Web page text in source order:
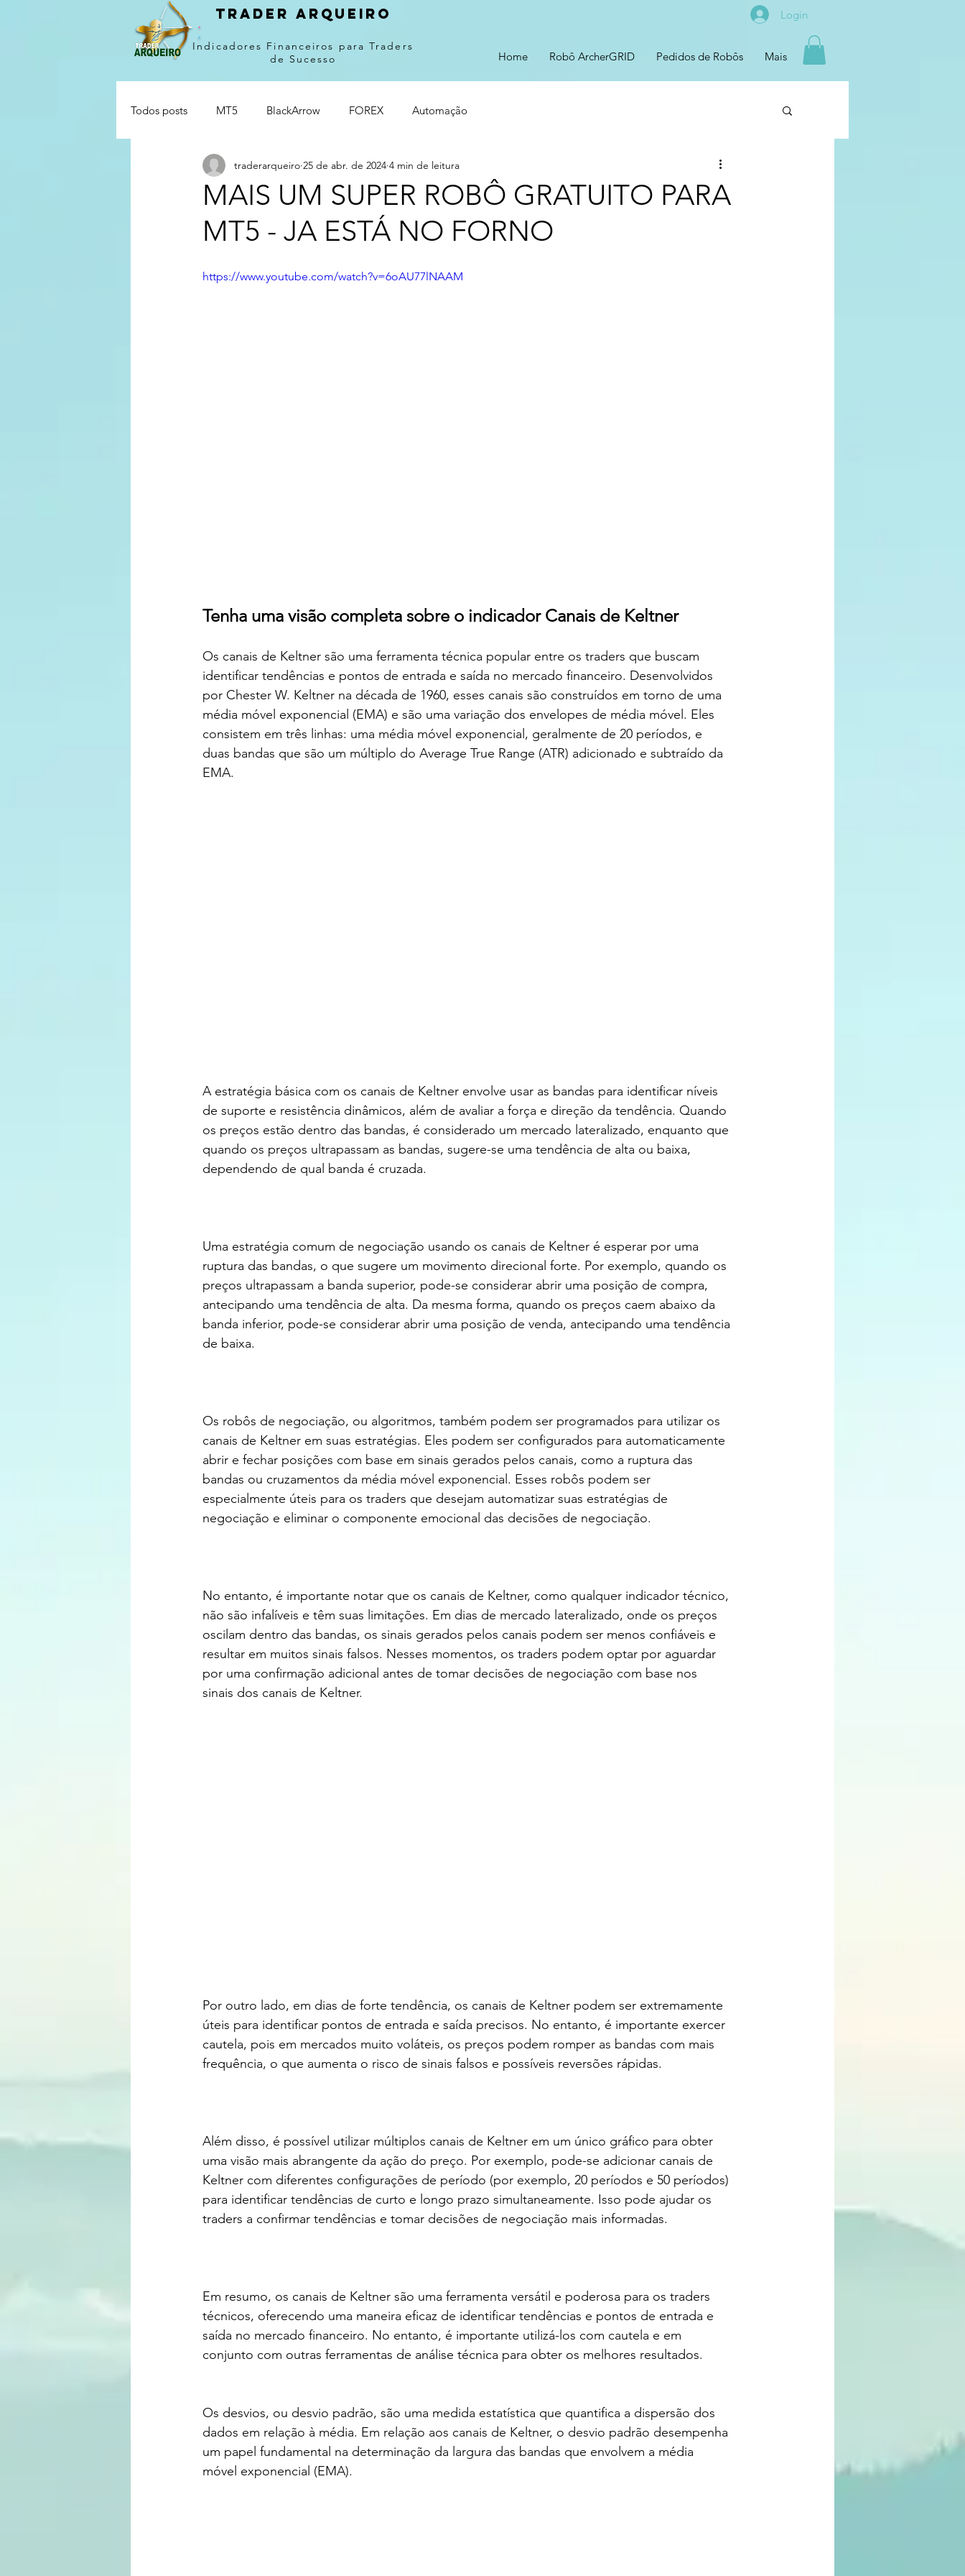
Trader arqueiro
Indicadores Financeiros para Traders
de Sucesso
Login
Home Robô ArcherGRID Pedidos de Robôs Mais
Todos posts MT5 BlackArrow FOREX Automação
MAIS UM SUPER ROBÔ GRATUITO PARA
MT5 - JA ESTÁ NO FORNO
traderarqueiro 25 de abr. de 2024 4 min de leitura
https://www.youtube.com/watch?v=6oAU77lNAAM
Tenha uma visão completa sobre o indicador Canais de Keltner
Os canais de Keltner são uma ferramenta técnica popular entre os traders que buscam
identificar tendências e pontos de entrada e saída no mercado financeiro. Desenvolvidos
por Chester W. Keltner na década de 1960, esses canais são construídos em torno de uma
média móvel exponencial (EMA) e são uma variação dos envelopes de média móvel. Eles
consistem em três linhas: uma média móvel exponencial, geralmente de 20 períodos, e
duas bandas que são um múltiplo do Average True Range (ATR) adicionado e subtraído da
EMA.
A estratégia básica com os canais de Keltner envolve usar as bandas para identificar níveis
de suporte e resistência dinâmicos, além de avaliar a força e direção da tendência. Quando
os preços estão dentro das bandas, é considerado um mercado lateralizado, enquanto que
quando os preços ultrapassam as bandas, sugere-se uma tendência de alta ou baixa,
dependendo de qual banda é cruzada.
Uma estratégia comum de negociação usando os canais de Keltner é esperar por uma
ruptura das bandas, o que sugere um movimento direcional forte. Por exemplo, quando os
preços ultrapassam a banda superior, pode-se considerar abrir uma posição de compra,
antecipando uma tendência de alta. Da mesma forma, quando os preços caem abaixo da
banda inferior, pode-se considerar abrir uma posição de venda, antecipando uma tendência
de baixa.
Os robôs de negociação, ou algoritmos, também podem ser programados para utilizar os
canais de Keltner em suas estratégias. Eles podem ser configurados para automaticamente
abrir e fechar posições com base em sinais gerados pelos canais, como a ruptura das
bandas ou cruzamentos da média móvel exponencial. Esses robôs podem ser
especialmente úteis para os traders que desejam automatizar suas estratégias de
negociação e eliminar o componente emocional das decisões de negociação.
No entanto, é importante notar que os canais de Keltner, como qualquer indicador técnico,
não são infalíveis e têm suas limitações. Em dias de mercado lateralizado, onde os preços
oscilam dentro das bandas, os sinais gerados pelos canais podem ser menos confiáveis e
resultar em muitos sinais falsos. Nesses momentos, os traders podem optar por aguardar
por uma confirmação adicional antes de tomar decisões de negociação com base nos
sinais dos canais de Keltner.
Por outro lado, em dias de forte tendência, os canais de Keltner podem ser extremamente
úteis para identificar pontos de entrada e saída precisos. No entanto, é importante exercer
cautela, pois em mercados muito voláteis, os preços podem romper as bandas com mais
frequência, o que aumenta o risco de sinais falsos e possíveis reversões rápidas.
Além disso, é possível utilizar múltiplos canais de Keltner em um único gráfico para obter
uma visão mais abrangente da ação do preço. Por exemplo, pode-se adicionar canais de
Keltner com diferentes configurações de período (por exemplo, 20 períodos e 50 períodos)
para identificar tendências de curto e longo prazo simultaneamente. Isso pode ajudar os
traders a confirmar tendências e tomar decisões de negociação mais informadas.
Em resumo, os canais de Keltner são uma ferramenta versátil e poderosa para os traders
técnicos, oferecendo uma maneira eficaz de identificar tendências e pontos de entrada e
saída no mercado financeiro. No entanto, é importante utilizá-los com cautela e em
conjunto com outras ferramentas de análise técnica para obter os melhores resultados.
Os desvios, ou desvio padrão, são uma medida estatística que quantifica a dispersão dos
dados em relação à média. Em relação aos canais de Keltner, o desvio padrão desempenha
um papel fundamental na determinação da largura das bandas que envolvem a média
móvel exponencial (EMA).